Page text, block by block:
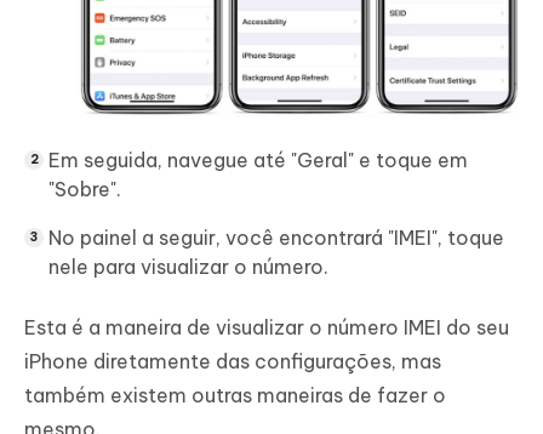
Em seguida, navegue até "Geral" e toque em
"Sobre".
No painel a seguir, você encontrará "IMEI", toque
nele para visualizar o número.
Esta é a maneira de visualizar o número IMEI do seu
iPhone diretamente das configurações, mas
também existem outras maneiras de fazer o